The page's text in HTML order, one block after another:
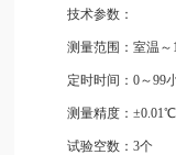
技术参数：
测量范围：室温～
定时时间：0～99
测量精度：±0.01℃
试验空数：3个